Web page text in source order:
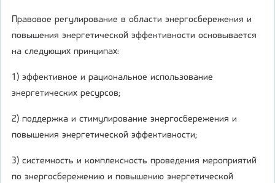
Правовое регулирование в области энергосбережения и
повышения энергетической эффективности основывается
на следующих принципах:
1) эффективное и рациональное использование
энергетических ресурсов;
2) поддержка и стимулирование энергосбережения и
повышения энергетической эффективности;
3) системность и комплексность проведения мероприятий
по энергосбережению и повышению энергетической